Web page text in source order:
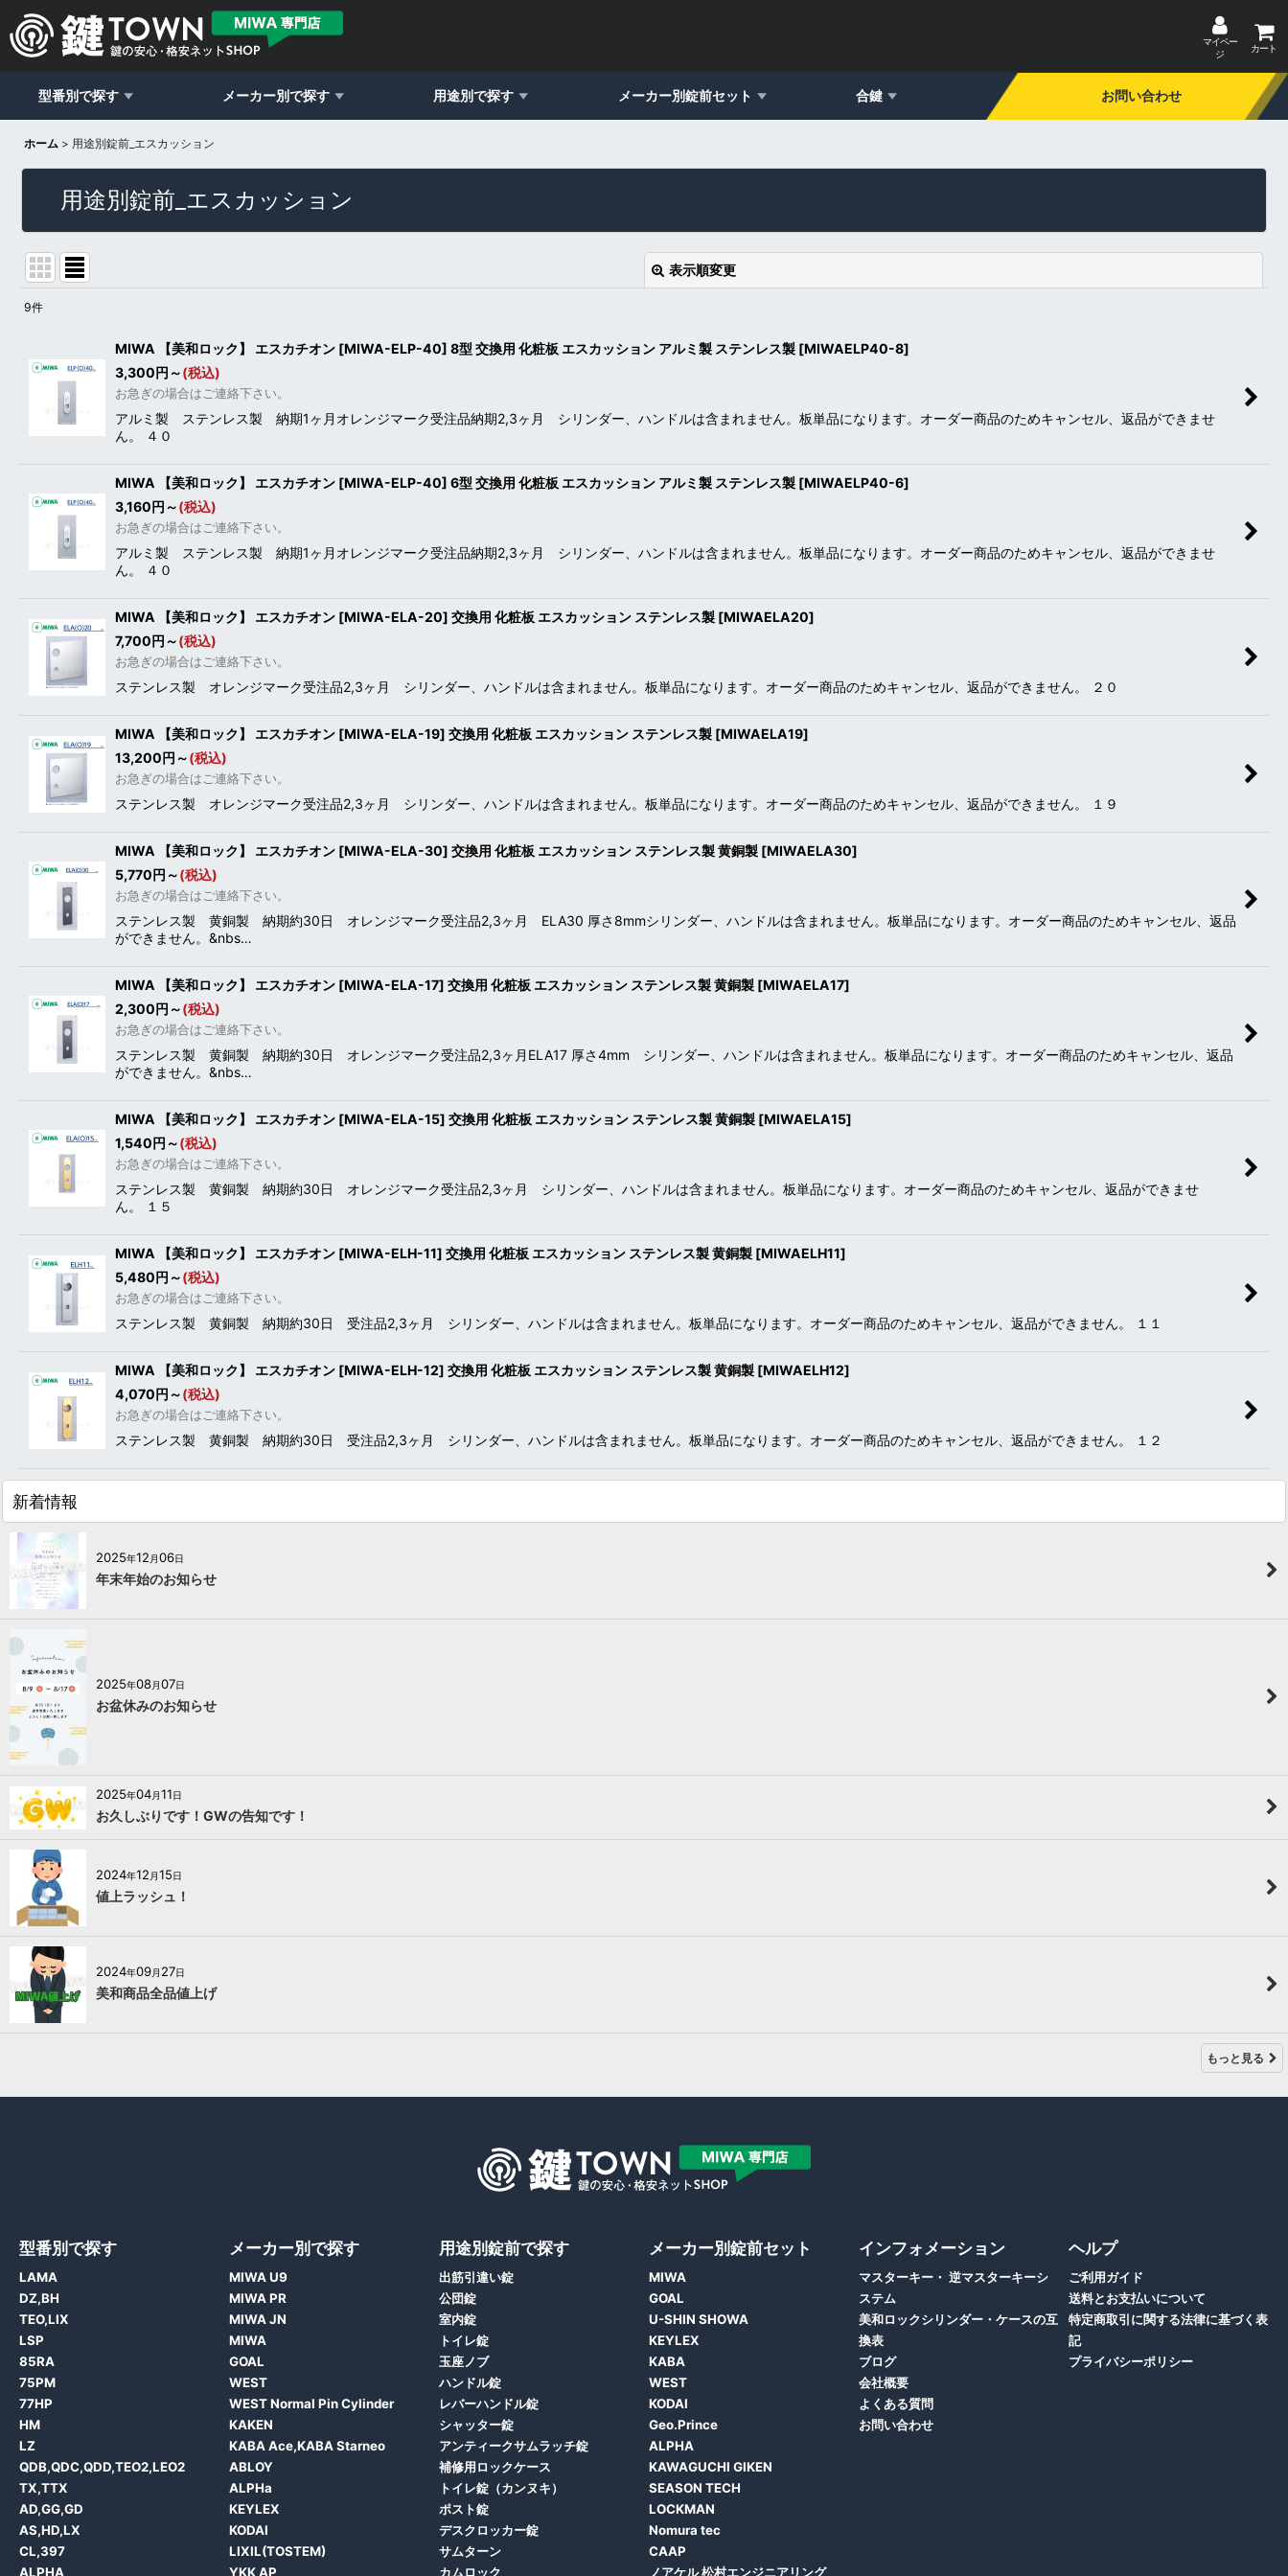
マイペー
ジ
カート
型番別で探す メーカー別で探す 用途別で探す メーカー別錠前セット 合鍵 お問い合わせ
ホーム > 用途別錠前_エスカッション
用途別錠前_エスカッション
表示順変更
並び順
絞り込む
9件
MIWA 【美和ロック】 エスカチオン [MIWA-ELP-40] 8型 交換用 化粧板 エスカッション アルミ製 ステンレス製 [MIWAELP40-8]
3,300円 ～(税込)
お急ぎの場合はご連絡下さい。
アルミ製 ステンレス製 納期1ヶ月オレンジマーク受注品納期2,3ヶ月 シリンダー、ハンドルは含まれません。板単品になります。オーダー商品のためキャンセル、返品ができませ
ん。 ４０
MIWA 【美和ロック】 エスカチオン [MIWA-ELP-40] 6型 交換用 化粧板 エスカッション アルミ製 ステンレス製 [MIWAELP40-6]
3,160円 ～(税込)
お急ぎの場合はご連絡下さい。
アルミ製 ステンレス製 納期1ヶ月オレンジマーク受注品納期2,3ヶ月 シリンダー、ハンドルは含まれません。板単品になります。オーダー商品のためキャンセル、返品ができませ
ん。 ４０
MIWA 【美和ロック】 エスカチオン [MIWA-ELA-20] 交換用 化粧板 エスカッション ステンレス製 [MIWAELA20]
7,700円 ～(税込)
お急ぎの場合はご連絡下さい。
ステンレス製 オレンジマーク受注品2,3ヶ月 シリンダー、ハンドルは含まれません。板単品になります。オーダー商品のためキャンセル、返品ができません。 ２０
MIWA 【美和ロック】 エスカチオン [MIWA-ELA-19] 交換用 化粧板 エスカッション ステンレス製 [MIWAELA19]
13,200円 ～(税込)
お急ぎの場合はご連絡下さい。
ステンレス製 オレンジマーク受注品2,3ヶ月 シリンダー、ハンドルは含まれません。板単品になります。オーダー商品のためキャンセル、返品ができません。 １９
MIWA 【美和ロック】 エスカチオン [MIWA-ELA-30] 交換用 化粧板 エスカッション ステンレス製 黄銅製 [MIWAELA30]
5,770円 ～(税込)
お急ぎの場合はご連絡下さい。
ステンレス製 黄銅製 納期約30日 オレンジマーク受注品2,3ヶ月 ELA30 厚さ8mmシリンダー、ハンドルは含まれません。板単品になります。オーダー商品のためキャンセル、返品
ができません。&nbs…
MIWA 【美和ロック】 エスカチオン [MIWA-ELA-17] 交換用 化粧板 エスカッション ステンレス製 黄銅製 [MIWAELA17]
2,300円 ～(税込)
お急ぎの場合はご連絡下さい。
ステンレス製 黄銅製 納期約30日 オレンジマーク受注品2,3ヶ月ELA17 厚さ4mm シリンダー、ハンドルは含まれません。板単品になります。オーダー商品のためキャンセル、返品
ができません。&nbs…
MIWA 【美和ロック】 エスカチオン [MIWA-ELA-15] 交換用 化粧板 エスカッション ステンレス製 黄銅製 [MIWAELA15]
1,540円 ～(税込)
お急ぎの場合はご連絡下さい。
ステンレス製 黄銅製 納期約30日 オレンジマーク受注品2,3ヶ月 シリンダー、ハンドルは含まれません。板単品になります。オーダー商品のためキャンセル、返品ができませ
ん。 １５
MIWA 【美和ロック】 エスカチオン [MIWA-ELH-11] 交換用 化粧板 エスカッション ステンレス製 黄銅製 [MIWAELH11]
5,480円 ～(税込)
お急ぎの場合はご連絡下さい。
ステンレス製 黄銅製 納期約30日 受注品2,3ヶ月 シリンダー、ハンドルは含まれません。板単品になります。オーダー商品のためキャンセル、返品ができません。 １１
MIWA 【美和ロック】 エスカチオン [MIWA-ELH-12] 交換用 化粧板 エスカッション ステンレス製 黄銅製 [MIWAELH12]
4,070円 ～(税込)
お急ぎの場合はご連絡下さい。
ステンレス製 黄銅製 納期約30日 受注品2,3ヶ月 シリンダー、ハンドルは含まれません。板単品になります。オーダー商品のためキャンセル、返品ができません。 １２
新着情報
2025年12 月06日
年末年始のお知らせ
2025年08月07日
お盆休みのお知らせ
2025年04月11日
お久しぶりです！GWの告知です！
2024年12 月15日
値上ラッシュ！
2024年09月 27日
美和商品全品値上げ
もっと見る
型番別で探す
LAMA
DZ,BH
TEO,LIX
LSP
85RA
75PM
77HP
HM
LZ
QDB,QDC,QDD,TEO2,LEO2
TX,TTX
AD,GG,GD
AS,HD,LX
CL,397
ALPHA
メーカー別で探す
MIWA U9
MIWA PR
MIWA JN
MIWA
GOAL
WEST
WEST Normal Pin Cylinder
KAKEN
KABA Ace,KABA Starneo
ABLOY
ALPHa
KEYLEX
KODAI
LIXIL(TOSTEM)
YKK AP
用途別錠前で探す
出筋引違い錠
公団錠
室内錠
トイレ錠
玉座ノブ
ハンドル錠
レバーハンドル錠
シャッター錠
アンティークサムラッチ錠
補修用ロックケース
トイレ錠（カンヌキ）
ポスト錠
デスクロッカー錠
サムターン
カムロック
メーカー別錠前セット
MIWA
GOAL
U-SHIN SHOWA
KEYLEX
KABA
WEST
KODAI
Geo.Prince
ALPHA
KAWAGUCHI GIKEN
SEASON TECH
LOCKMAN
Nomura tec
CAAP
ノアケル 松村エンジニアリング
インフォメーション
マスターキー・ 逆マスターキーシ
ステム
美和ロックシリンダー・ケースの互
換表
ブログ
会社概要
よくある質問
お問い合わせ
ヘルプ
ご利用ガイド
送料とお支払いについて
特定商取引に関する法律に基づく表
記
プライバシーポリシー